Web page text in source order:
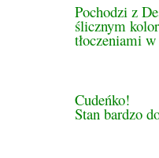
Pochodzi z
ślicznym
tłoczeniami
Cudeńko!
Stan bardzo